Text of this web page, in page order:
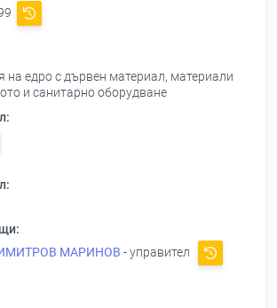
на едро с дървен материал, материали
и санитарно оборудване
МАРИНОВ - управител